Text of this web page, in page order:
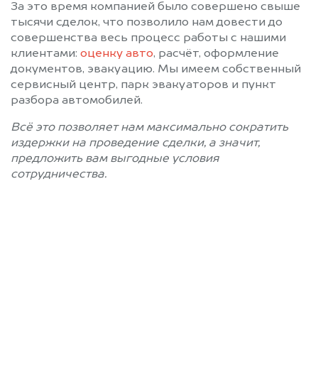
Сясьстрой
Тихвин
Тосно
Шлиссельбург
За это время компанией было совершено свыше
тысячи сделок, что позволило нам довести до
совершенства весь процесс работы с нашими
клиентами: оценку авто, расчёт, оформление
документов, эвакуацию. Мы имеем собственный
сервисный центр, парк эвакуаторов и пункт
разбора автомобилей.
Всё это позволяет нам максимально сократить
издержки на проведение сделки, а значит,
предложить вам выгодные условия
сотрудничества.